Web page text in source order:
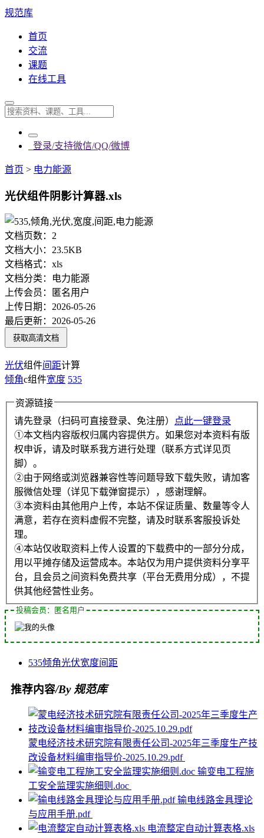
规范库
首页
交流
课题
在线工具
登录/支持微信/QQ/微博
首页 > 电力能源
光伏组件阴影计算器.xls
文档页数： 2
文档大小： 23.5KB
文档格式： xls
文档分类：
电力能源
上传会员：
匿名用户
上传日期： 2026-05-26
最后更新： 2026-05-26
获取高清文档
光伏组件间距计算
倾角c组件宽度 535
资源链接
请先登录（扫码可直接登录、免注册）
点此一键登录
①本文档内容版权归属内容提供方。如果您对本资料有版
权申诉，请及时联系我方进行处理（联系方式详见页
脚）。
②由于网络或浏览器兼容性等问题导致下载失败，请加客
服微信处理（详见下载弹窗提示），感谢理解。
③本资料由其他用户上传，本站不保证质量、数量等令人
满意，若存在资料虚假不完整，请及时联系客服投诉处
理。
④本站仅收取资料上传人设置的下载费中的一部分分成，
用以平摊存储及运营成本。本站仅为用户提供资料分享平
台，且会员之间资料免费共享（平台无费用分成），不提
供其他经营性业务。
投稿会员：匿名用户
535倾角光伏宽度间距
推荐内容/By 规范库
蒙电经济技术研究院有限责任公司-2025年三季度生产技
改设备材料编审指导价-2025.10.29.pdf
输变电工程施
工安全监理实施细则.doc
输电线路金具理论
与应用手册.pdf
电流整定自动计算表格.xls